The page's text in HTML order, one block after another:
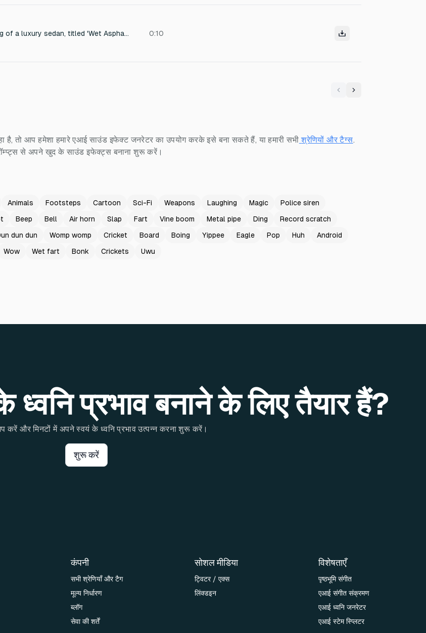
A detailed close-up recording of a luxury sedan, titled 'Wet Asphalt Arrival', parking on wet asphalt within a professional sound studio environment. Capture the distinct tire friction, the subtle compression of the suspension, and the subdued engine shut-off. Emphasize pristine sonic clarity, high-fidelity, and zero ambiance for a hyper-realistic experience. Focus on the crispness of each sound element. 0:10
Previous
Next
है, तो आप हमेशा हमारे एआई साउंड इफेक्ट जनरेटर का उपयोग करके इसे बना सकते हैं, या हमारी सभी श्रेणियों और टैग्स.
से अपने खुद के साउंड इफेक्ट्स बनाना शुरू करें।
Animals Footsteps Cartoon Sci-Fi Weapons Laughing Magic
Police siren
Beep Bell Air horn Slap Fart Vine boom Metal pipe Ding
Record scratch
dun dun Womp womp Cricket Board Boing Yippee Eagle Pop Huh
Android
Wow Wet fart Bonk Crickets Uwu
प्रभाव बनाने के लिए तैयार हैं?
करें और मिनटों में अपने स्वयं के ध्वनि प्रभाव उत्पन्न करना शुरू करें।
शुरू करें
कंपनी
सभी श्रेणियाँ और टैग
मूल्य निर्धारण
ब्लॉग
सेवा की शर्तें
सोशल मीडिया
ट्विटर / एक्स
लिंक्डइन
विशेषताएँ
पृष्ठभूमि संगीत
एआई संगीत संक्रमण
एआई ध्वनि जनरेटर
एआई स्टेम स्प्लिटर